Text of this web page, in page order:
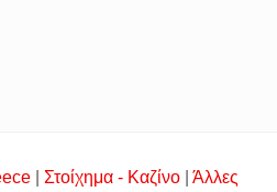
Στοίχημα - Καζίνο Άλλες